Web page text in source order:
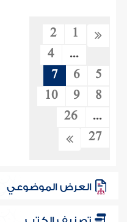
1
2
...
4
5
6
7
8
9
10
...
26
27
العرض الموضوعي